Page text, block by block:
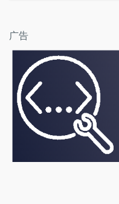
广告